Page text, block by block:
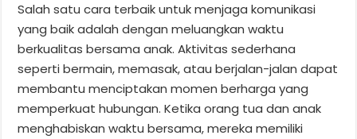
Salah satu cara terbaik untuk menjaga komunikasi
yang baik adalah dengan meluangkan waktu
berkualitas bersama anak. Aktivitas sederhana
seperti bermain, memasak, atau berjalan-jalan dapat
membantu menciptakan momen berharga yang
memperkuat hubungan. Ketika orang tua dan anak
menghabiskan waktu bersama, mereka memiliki